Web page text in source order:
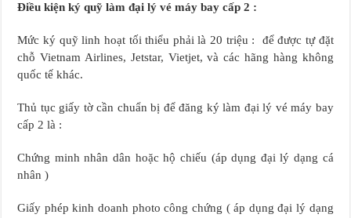
Điều kiện ký quỹ làm đại lý vé máy bay cấp 2 :
Mức ký quỹ linh hoạt tối thiểu phải là 20 triệu : để được tự đặt
chỗ Vietnam Airlines, Jetstar, Vietjet, và các hãng hàng không
quốc tế khác.
Thủ tục giấy tờ cần chuẩn bị để đăng ký làm đại lý vé máy bay
cấp 2 là :
Chứng minh nhân dân hoặc hộ chiếu (áp dụng đại lý dạng cá
nhân )
Giấy phép kinh doanh photo công chứng ( áp dụng đại lý dạng